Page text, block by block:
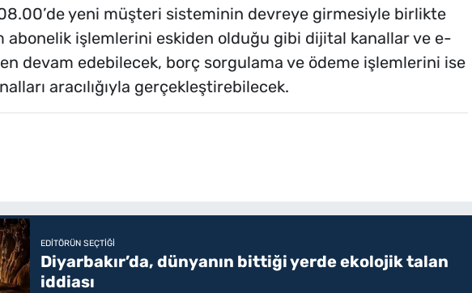
yeni müşteri sisteminin devreye girmesiyle birlikte
işlemlerini eskiden olduğu gibi dijital kanallar ve e-
devam edebilecek, borç sorgulama ve ödeme işlemlerini ise
aracılığıyla gerçekleştirebilecek.
EDITÖRÜN SEÇTIĞI
Diyarbakır’da, dünyanın bittiği yerde ekolojik talan
iddiası